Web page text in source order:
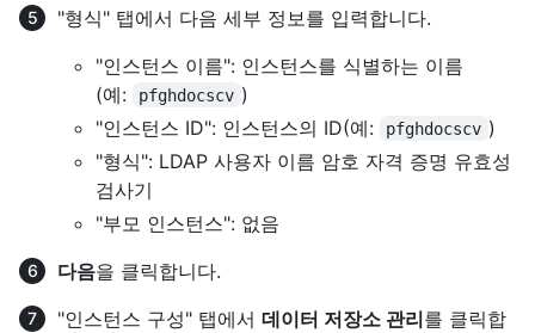
"형식" 탭에서 다음 세부 정보를 입력합니다.
"인스턴스 이름": 인스턴스를 식별하는 이름
(예:
pfghdocscv )
"인스턴스 ID": 인스턴스의 ID(예:
pfghdocscv )
"형식": LDAP 사용자 이름 암호 자격 증명 유효성
검사기
"부모 인스턴스": 없음
다음을 클릭합니다.
"인스턴스 구성" 탭에서 데이터 저장소 관리를 클릭합